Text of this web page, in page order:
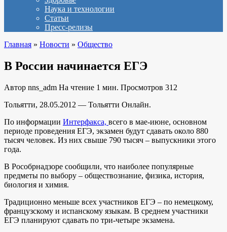
Наука и технологии
Статьи
Пресс-релизы
Главная » Новости » Общество
В России начинается ЕГЭ
Автор nns_adm На чтение 1 мин. Просмотров 312
Тольятти, 28.05.2012 — Тольятти Онлайн.
По информации Интерфакса, всего в мае-июне, основном
периоде проведения ЕГЭ, экзамен будут сдавать около 880
тысяч человек. Из них свыше 790 тысяч – выпускники этого
года.
В Рособрнадзоре сообщили, что наиболее популярные
предметы по выбору – обществознание, физика, история,
биология и химия.
Традиционно меньше всех участников ЕГЭ – по немецкому,
французскому и испанскому языкам. В среднем участники
ЕГЭ планируют сдавать по три-четыре экзамена.